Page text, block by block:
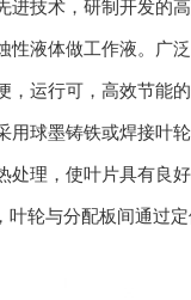
术，研制开发的
液体做工作液。广
运行可，高效节能
球墨铸铁或焊接叶
理，使叶片具有良
轮与分配板间通过